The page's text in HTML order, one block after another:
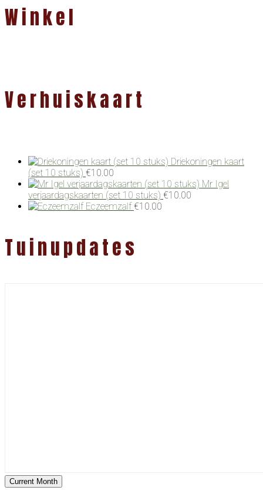
Winkel
Verhuiskaart
Driekoningen kaart
(set 10 stuks) €10.00
Mr Igel
verjaardagskaarten (set 10 stuks) €10.00
Eczeemzalf €10.00
Tuinupdates
Current Month